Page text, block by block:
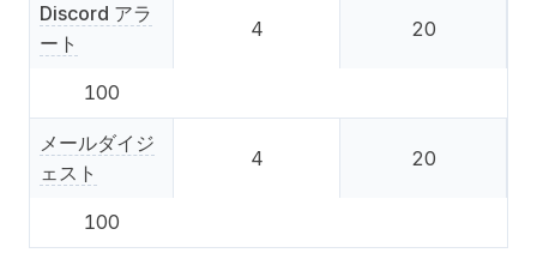
Discord アラ
ート
4 20
100
メールダイジ
ェスト
4 20
100